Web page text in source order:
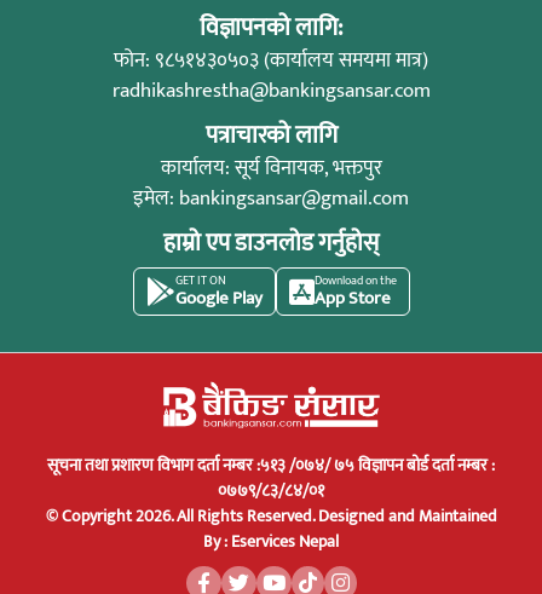
विज्ञापनको लागि:
फोन: ९८५१४३०५०३ (कार्यालय समयमा मात्र)
radhikashrestha@bankingsansar.com
पत्राचारको लागि
कार्यालय: सूर्य विनायक, भक्तपुर
इमेल: bankingsansar@gmail.com
हाम्रो एप डाउनलोड गर्नुहोस्
GET IT ON
Google Play
Download on the
App Store
सूचना तथा प्रशारण विभाग दर्ता नम्बर :५१३ /०७४/ ७५ विज्ञापन बोर्ड दर्ता नम्बर :
०७७९/८३/८४/०१
© Copyright 2026. All Rights Reserved.Designed and Maintained
By :Eservices Nepal